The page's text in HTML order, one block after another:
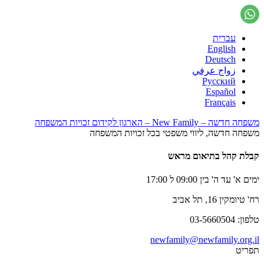
עברית
English
Deutsch
زواج عرفي
Русский
Español
Français
משפחה חדשה – New Family – הארגון לקידום זכויות המשפחה
משפחה חדשה, ליווי משפטי בכל זכויות המשפחה
קבלת קהל בתיאום מראש
ימים א' עד ה' בין 09:00 ל 17:00
רח' טיומקין 16, תל אביב
טלפון: 03-5660504
newfamily@newfamily.org.il
תפריט